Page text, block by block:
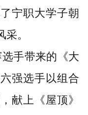
宁职大学子朝
。
手带来的《大
强选手以组合
献上《屋顶》